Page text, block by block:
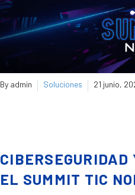
By admin Soluciones 21 junio,
EL SUMMIT TIC